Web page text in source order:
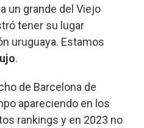
un grande del Viejo
tener su lugar
uruguaya. Estamos
.
de Barcelona de
apareciendo en los
rankings y en 2023 no